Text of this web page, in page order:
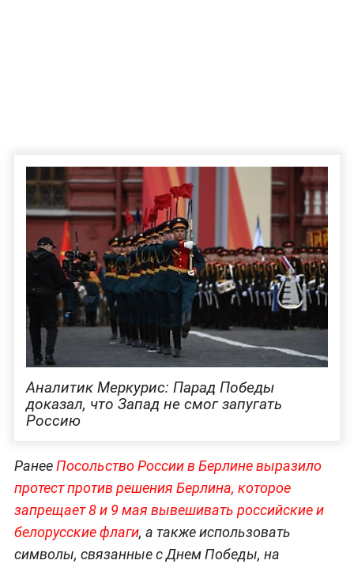
Аналитик Меркурис: Парад Победы
доказал, что Запад не смог запугать
Россию
РанееПосольство России в Берлине выразило
протест против решения Берлина, которое
запрещает 8 и 9 мая вывешивать российские и
белорусские флаги, а также использовать
символы, связанные с Днем Победы, на